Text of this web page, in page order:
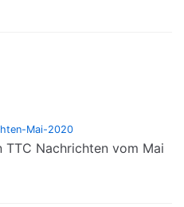
Mai-2020
Nachrichten vom Mai